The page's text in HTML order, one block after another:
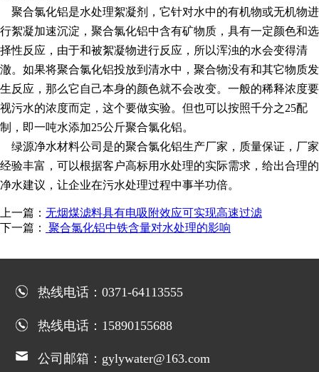
聚合氯化铝是水处理絮凝剂，它针对水中的有机物或无机物进
行絮凝加速沉淀，聚合氯化铝中含有矿物质，具有一定颜色和选
择性反应，由于和被絮凝物进行反应，所以浑浊的水会变得清
澈。如果将聚合氯化铝投放到清水中，聚合物没有和其它物质发
生反应，那么它自己本身的颜色就不会改变。一般的稀释浓度要
视污水的浓度而定，这个要做实验。但也可以按照千分之25配
制，即一吨水添加25公斤聚合氯化铝。
绿源净水材料公司是的聚合氯化铝生产厂家，质量保证，厂家
经验丰富，可以根据客户高标用水处理的实际需求，给出合理的
净水建议，让企业在污水处理过程中事半功倍。
上一篇： 无烟煤滤料具有电吸附效应可实现高速过滤
下一篇：
聚合氯化铝中铁含量对水处理的影响
热线电话：0371-64113555
热线电话：15890155688
公司邮箱：gylywater@163.com